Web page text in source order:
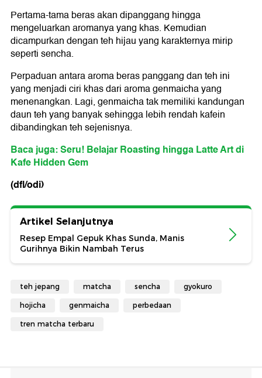
Pertama-tama beras akan dipanggang hingga
mengeluarkan aromanya yang khas. Kemudian
dicampurkan dengan teh hijau yang karakternya mirip
seperti sencha.
Perpaduan antara aroma beras panggang dan teh ini
yang menjadi ciri khas dari aroma genmaicha yang
menenangkan. Lagi, genmaicha tak memiliki kandungan
daun teh yang banyak sehingga lebih rendah kafein
dibandingkan teh sejenisnya.
Baca juga: Seru! Belajar Roasting hingga Latte Art di
Kafe Hidden Gem
(dfl/odi)
Artikel Selanjutnya
Resep Empal Gepuk Khas Sunda, Manis
Gurihnya Bikin Nambah Terus
teh jepang matcha sencha gyokuro
hojicha genmaicha perbedaan
tren matcha terbaru